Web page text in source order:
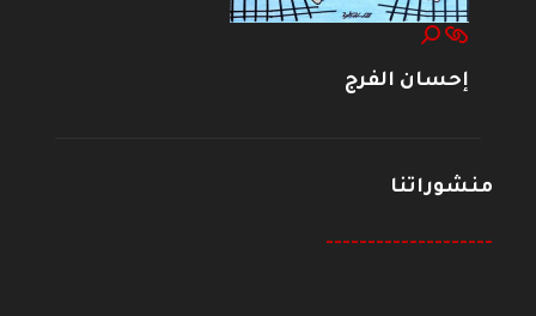
إحسان الفرج
منشوراتنا
--------------------